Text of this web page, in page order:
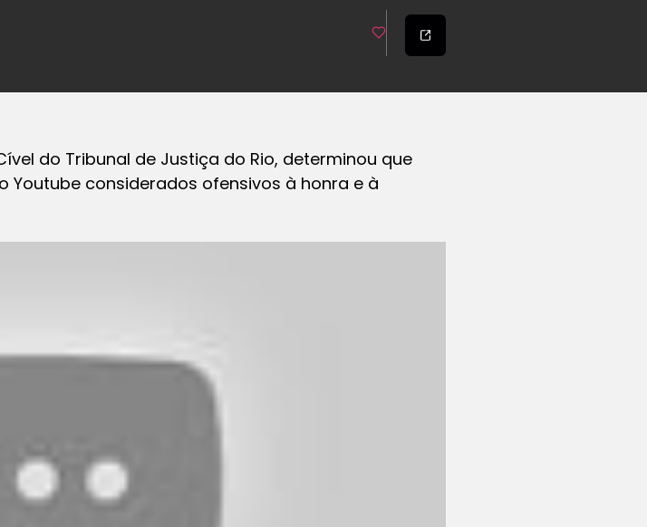
do Tribunal de Justiça do Rio, determinou que
Youtube considerados ofensivos à honra e à